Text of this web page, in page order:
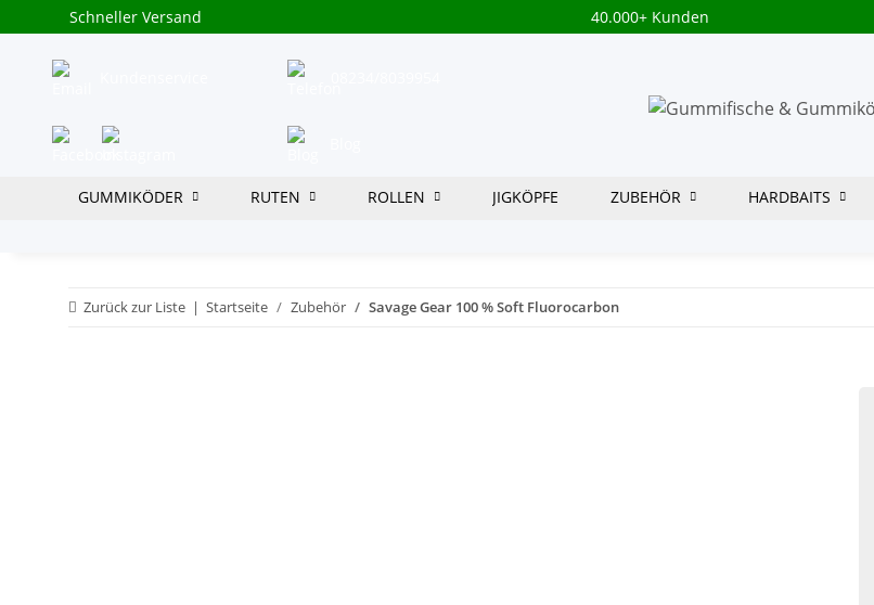
Schneller Versand 40.000+ Kunden
GUMMIKÖDER RUTEN ROLLEN JIGKÖPFE ZUBEHÖR HARDBAITS
Zurück zur Liste Startseite Zubehör Savage Gear 100 % Soft Fluorocarbon